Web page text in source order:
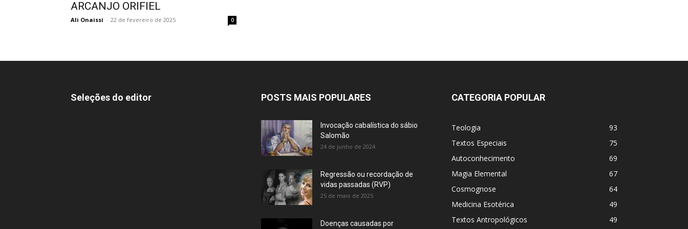
ARCANJO ORIFIEL
Ali Onaissi - 22 de fevereiro de 2025 0
Seleções do editor POSTS MAIS POPULARES
Invocação cabalística do sábio
Salomão
24 de junho de 2024
Regressão ou recordação de
vidas passadas (RVP)
25 de maio de 2025
Doenças causadas por
CATEGORIA POPULAR
Teologia
93
Textos Especiais
75
Autoconhecimento
69
Magia Elemental
67
Cosmognose
64
Medicina Esotérica
49
Textos Antropológicos
49